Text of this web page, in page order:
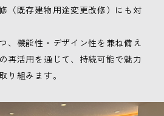
（既存建物用途変更改修）にも対
、機能性・デザイン性を兼ね備え
再活用を通じて、持続可能で魅力
り組みます。